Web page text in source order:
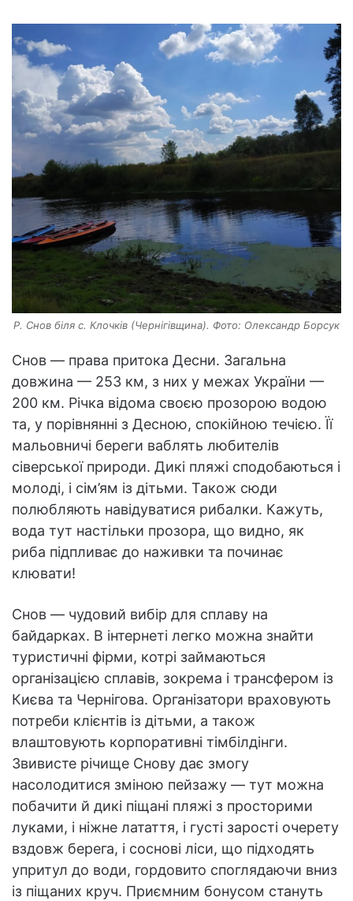
Р. Снов біля с. Клочків (Чернігівщина). Фото: Олександр Борсук
Снов — права притока Десни. Загальна
довжина — 253 км, з них у межах України —
200 км. Річка відома своєю прозорою водою
та, у порівнянні з Десною, спокійною течією. Її
мальовничі береги ваблять любителів
сіверської природи. Дикі пляжі сподобаються і
молоді, і сім’ям із дітьми. Також сюди
полюбляють навідуватися рибалки. Кажуть,
вода тут настільки прозора, що видно, як
риба підпливає до наживки та починає
клювати!
Снов — чудовий вибір для сплаву на
байдарках. В інтернеті легко можна знайти
туристичні фірми, котрі займаються
організацією сплавів, зокрема і трансфером із
Києва та Чернігова. Організатори враховують
потреби клієнтів із дітьми, а також
влаштовують корпоративні тімбілдінги.
Звивисте річище Снову дає змогу
насолодитися зміною пейзажу — тут можна
побачити й дикі піщані пляжі з просторими
луками, і ніжне латаття, і густі зарості очерету
вздовж берега, і соснові ліси, що підходять
упритул до води, гордовито споглядаючи вниз
із піщаних круч. Приємним бонусом стануть